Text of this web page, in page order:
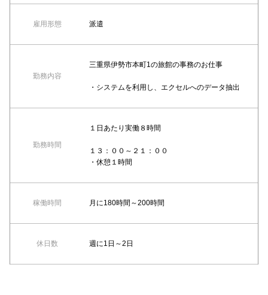
雇用形態 派遣
勤務内容
三重県伊勢市本町1の旅館の事務のお仕事
・システムを利用し、エクセルへのデータ抽出
勤務時間
１日あたり実働８時間
１３：００～２１：００
・休憩１時間
稼働時間 月に180時間～200時間
休日数 週に1日～2日